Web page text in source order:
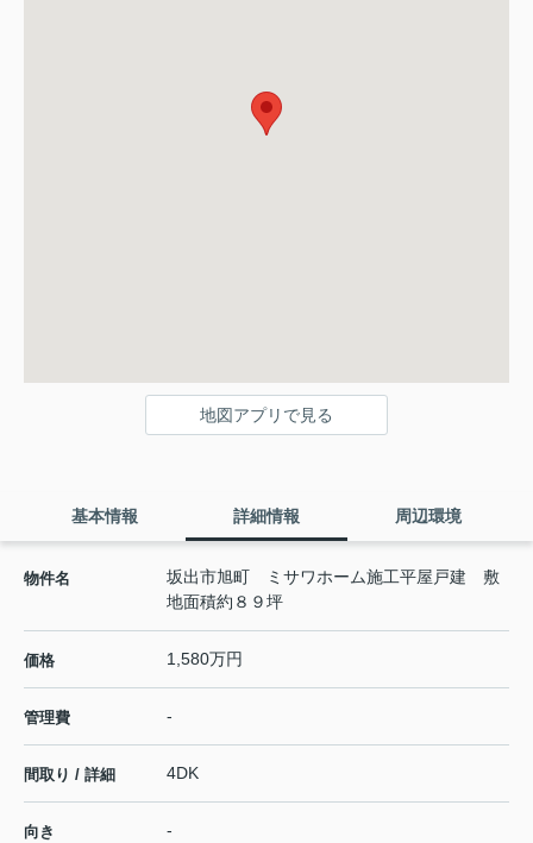
地図アプリで見る
基本情報 詳細情報 周辺環境
物件名
坂出市旭町 ミサワホーム施工平屋戸建 敷
地面積約８９坪
価格 1,580万円
管理費 -
間取り / 詳細 4DK
向き -